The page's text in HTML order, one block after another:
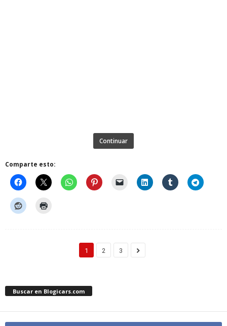
Continuar
Comparte esto:
1 2 3
Buscar en Blogicars.com